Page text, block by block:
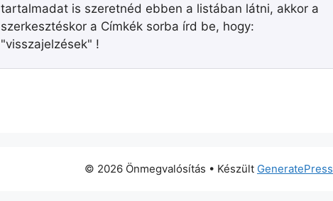
tartalmadat is szeretnéd ebben a listában látni, akkor a
szerkesztéskor a Címkék sorba írd be, hogy:
"visszajelzések" !
© 2026 Önmegvalósítás • Készült GeneratePress